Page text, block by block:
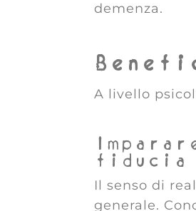
demenza.
A livello
Il senso di
generale.